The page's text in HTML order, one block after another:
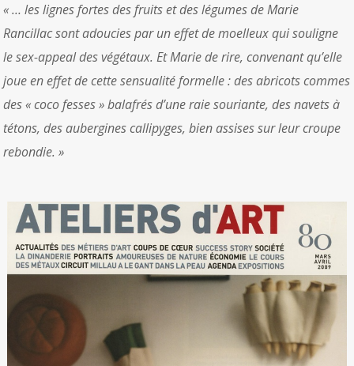
« … les lignes fortes des fruits et des légumes de Marie
Rancillac sont adoucies par un effet de moelleux qui souligne
le sex-appeal des végétaux. Et Marie de rire, convenant qu’elle
joue en effet de cette sensualité formelle : des abricots commes
des « coco fesses » balafrés d’une raie souriante, des navets à
tétons, des aubergines callipyges, bien assises sur leur croupe
rebondie. »